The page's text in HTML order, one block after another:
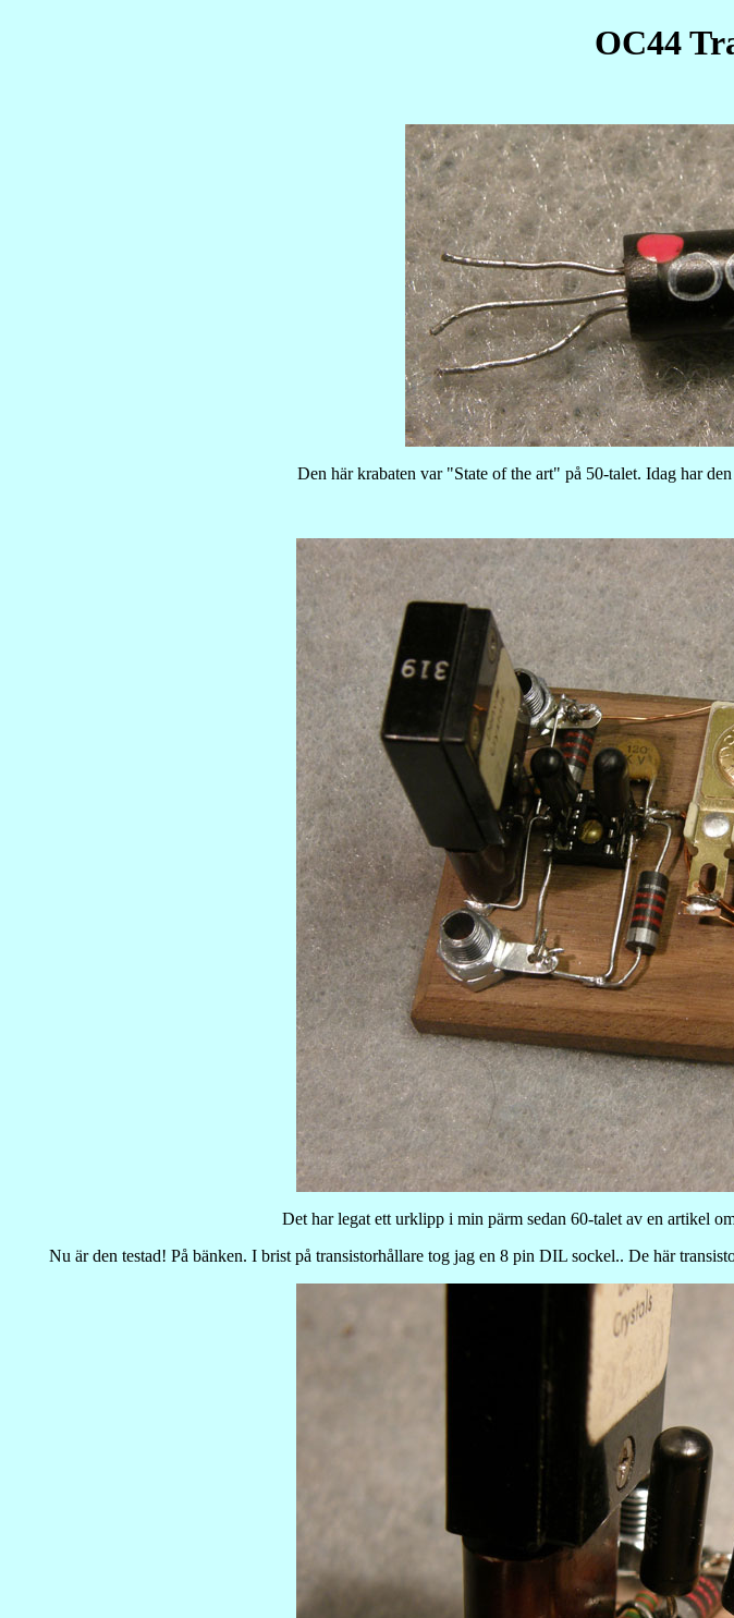
OC44
Den här krabaten var "State of the art" på 50-talet. Idag har
Det har legat ett urklipp i min pärm sedan 60-talet av en artikel
Nu är den testad! På bänken. I brist på transistorhållare tog jag en 8 pin DIL sockel.. De här